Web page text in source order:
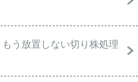
う放置しない切り株処理